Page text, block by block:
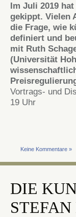
Im Juli 2019
gekippt. Vielen
die Frage, wie
definiert und
mit Ruth
(Universität
Vortrags- und
19 Uhr
Keine Kommentare »
DIE
STEFAN